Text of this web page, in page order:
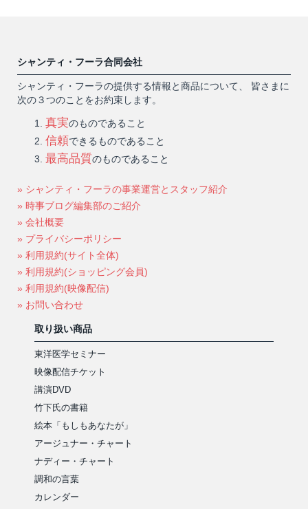
シャンティ・フーラ合同会社
シャンティ・フーラの提供する情報と商品について、 皆さまに
次の３つのことをお約束します。
真実のものであること
信頼できるものであること
最高品質のものであること
» シャンティ・フーラの事業運営とスタッフ紹介
» 時事ブログ編集部のご紹介
» 会社概要
» プライバシーポリシー
» 利用規約(サイト全体)
» 利用規約(ショッピング会員)
» 利用規約(映像配信)
» お問い合わせ
取り扱い商品
東洋医学セミナー
映像配信チケット
講演DVD
竹下氏の書籍
絵本「もしもあなたが」
アージュナー・チャート
ナディー・チャート
調和の言葉
カレンダー